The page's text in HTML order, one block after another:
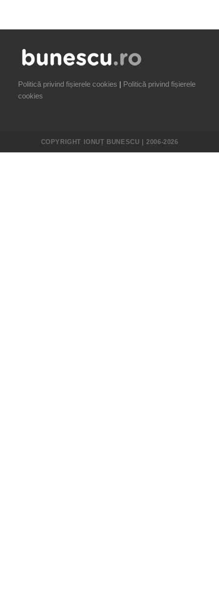
Politică privind fișierele cookies | Politică privind fișierele
cookies
COPYRIGHT IONUȚ BUNESCU | 2006-2026